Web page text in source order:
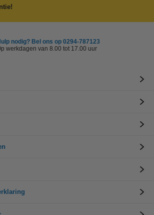
nodig? Bel ons op 0294-787123
werkdagen van 8.00 tot 17.00 uur